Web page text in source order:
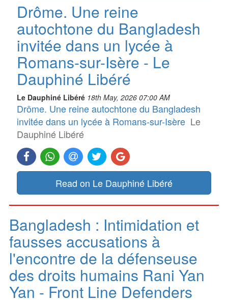
Drôme. Une reine
autochtone du Bangladesh
invitée dans un lycée à
Romans-sur-Isère - Le
Dauphiné Libéré
Le Dauphiné Libéré 18th May, 2026 07:00 AM
Drôme. Une reine autochtone du Bangladesh
invitée dans un lycée à Romans-sur-Isère Le
Dauphiné Libéré
Read on Le Dauphiné Libéré
Bangladesh : Intimidation et
fausses accusations à
l'encontre de la défenseuse
des droits humains Rani Yan
Yan - Front Line Defenders